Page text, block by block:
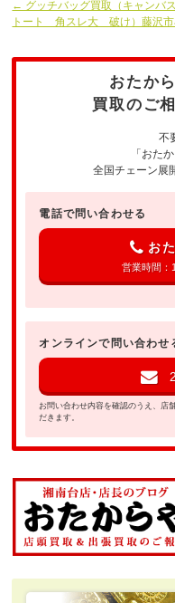
← グッチバッグ買取（キャンバ
トート 角スレ大 破け）藤沢市
おたか
買取のご
不
「おた
全国チェーン展
電話で問い合わせる
お
営業時間：
オンラインで問い合わせ
お問い合わせ内容を確認のうえ、店
だきます。